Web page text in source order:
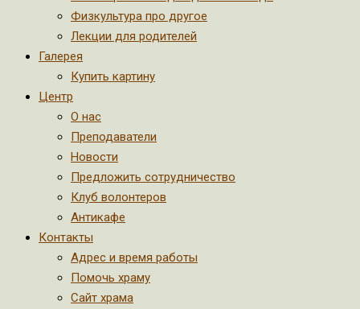
Физкультура про другое
Лекции для родителей
Галерея
Купить картину
Центр
О нас
Преподаватели
Новости
Предложить сотрудничество
Клуб волонтеров
Антикафе
Контакты
Адрес и время работы
Помочь храму
Сайт храма